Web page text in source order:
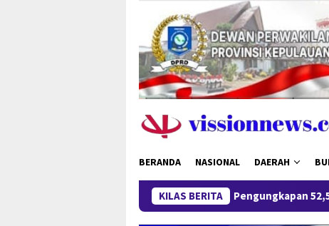
konten
BERANDA NASIONAL DAERAH
KILAS BERITA
Pengungkapan 52,5 Ton Pasir Timah